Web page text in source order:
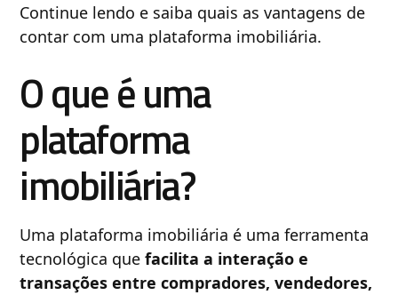
Continue lendo e saiba quais as vantagens de
contar com uma plataforma imobiliária.
O que é uma
plataforma
imobiliária?
Uma plataforma imobiliária é uma ferramenta
tecnológica quefacilita a interação e
transações entre compradores, vendedores,